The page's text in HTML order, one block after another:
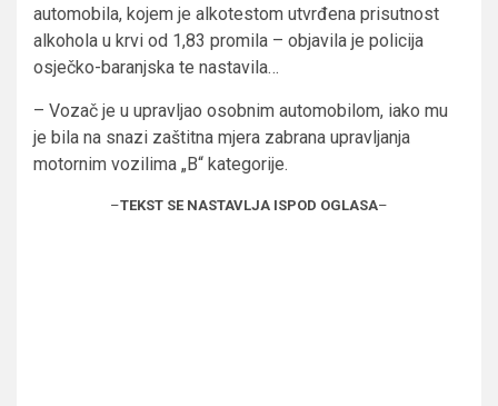
automobila, kojem je alkotestom utvrđena prisutnost
alkohola u krvi od 1,83 promila – objavila je policija
osječko-baranjska te nastavila…
– Vozač je u upravljao osobnim automobilom, iako mu
je bila na snazi zaštitna mjera zabrana upravljanja
motornim vozilima „B“ kategorije.
–TEKST SE NASTAVLJA ISPOD OGLASA–